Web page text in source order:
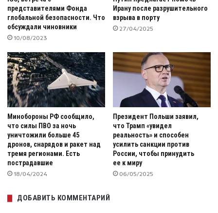
представителями Фонда
глобальной безопасности. Что
обсуждали чиновники
10/08/2023
Ирану после разрушительного
взрыва в порту
27/04/2025
Минобороны РФ сообщило,
что силы ПВО за ночь
уничтожили больше 45
дронов, снарядов и ракет над
тремя регионами. Есть
пострадавшие
18/04/2024
Президент Польши заявил,
что Трамп «увидел
реальность» и способен
усилить санкции против
России, чтобы принудить
ее к миру
06/05/2025
ДОБАВИТЬ КОММЕНТАРИЙ